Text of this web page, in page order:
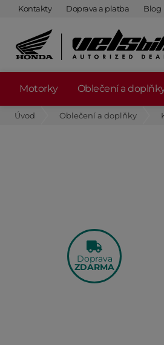
Kontakty Doprava a platba Blog
Motorky Oblečení a
Úvod Oblečení a doplňky
Doprava
ZDARMA